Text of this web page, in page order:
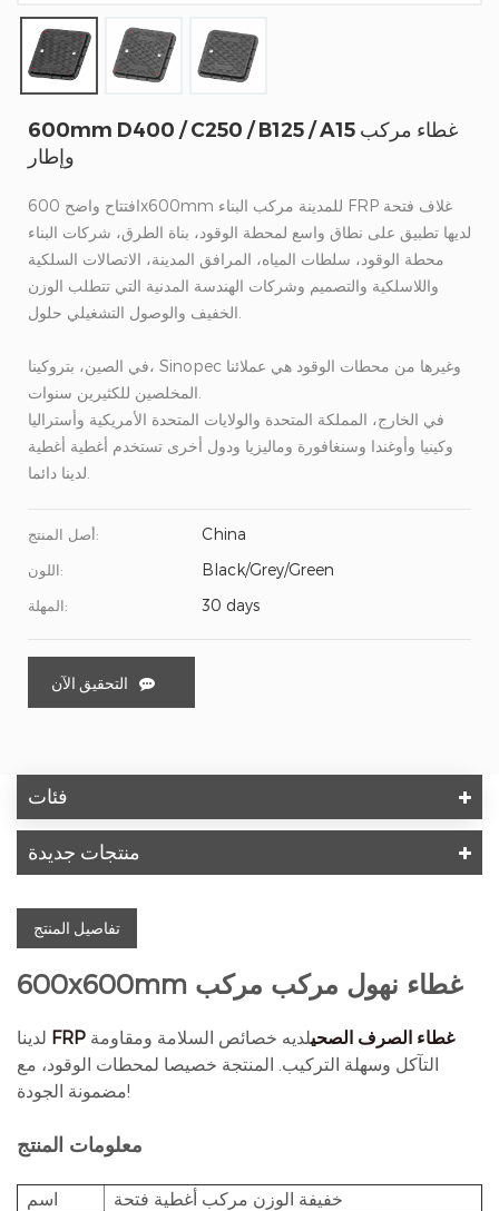
600mm D400 / C250 / B125 / A15 غطاء مركب
وإطار
افتتاح واضح 600x600mm للمدينة مركب البناء FRP غلاف فتحة
لديها تطبيق على نطاق واسع لمحطة الوقود، بناة الطرق، شركات البناء
محطة الوقود، سلطات المياه، المرافق المدينة، الاتصالات السلكية
واللاسلكية والتصميم وشركات الهندسة المدنية التي تتطلب الوزن
في الصين، بتروكينا، Sinopec وغيرها من محطات الوقود هي عملائنا
في الخارج، المملكة المتحدة والولايات المتحدة الأمريكية وأستراليا
وكينيا وأوغندا وسنغافورة وماليزيا ودول أخرى تستخدم أغطية أغطية
أصل المنتج: China
اللون: Black/Grey/Green
المهلة: 30 days
التحقيق الآن
فئات
منتجات جديدة
تفاصيل المنتج
600x600mm غطاء نهول مركب مركب
FRP غطاء الصرف الصحيلديه خصائص السلامة ومقاومة
التآكل وسهلة التركيب. المنتجة خصيصا لمحطات الوقود، مع
مضمونة الجودة!
معلومات المنتج
اسم
خفيفة الوزن مركب أغطية فتحة